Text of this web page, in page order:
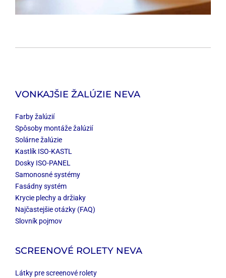
VONKAJŠIE ŽALÚZIE NEVA
Farby žalúzií
Spôsoby montáže žalúzií
Solárne žalúzie
Kastlík ISO-KASTL
Dosky ISO-PANEL
Samonosné systémy
Fasádny systém
Krycie plechy a držiaky
Najčastejšie otázky (FAQ)
Slovník pojmov
SCREENOVÉ ROLETY NEVA
Látky pre screenové rolety